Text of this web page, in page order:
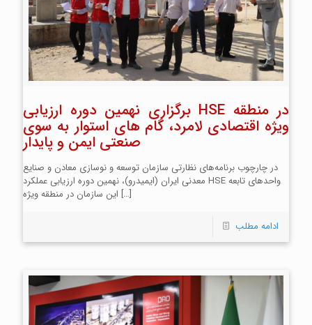
برگزاری نهمین دوره ارزیابی HSE در منطقه
ویژه اقتصادی لامرد، گام های استوار به سوی
صنعتی ایمن و پایدار
در چارچوب برنامه‌های نظارتی سازمان توسعه و نوسازی معادن و صنایع
معدنی ایران (ایمیدرو)، نهمین دوره ارزیابی عملکرد HSE واحدهای تابعه
این سازمان در منطقه ویژه […]
ادامه مطلب